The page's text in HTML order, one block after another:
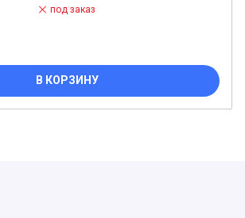
под заказ
В КОРЗИНУ